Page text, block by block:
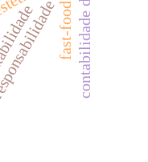
civilcontabilidade digital
fast-food